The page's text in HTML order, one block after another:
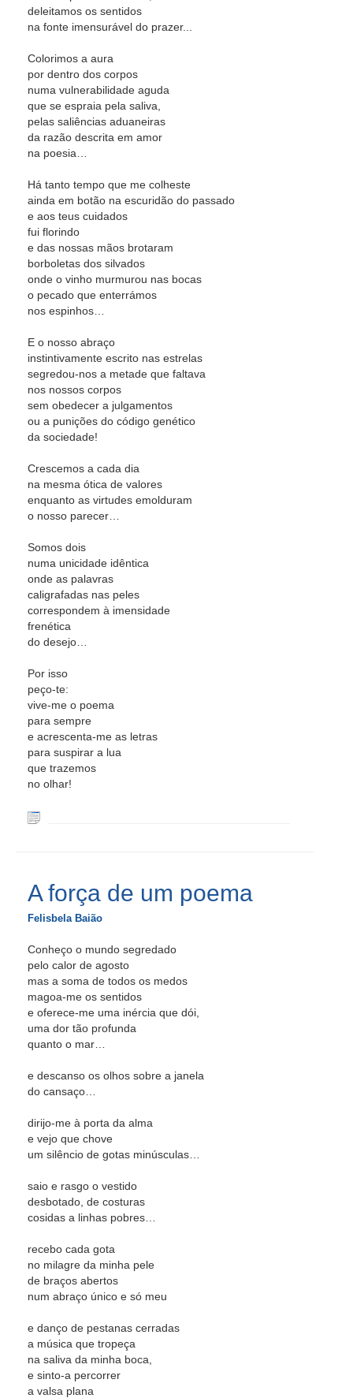
deleitamos os sentidos
na fonte imensurável do prazer...
Colorimos a aura
por dentro dos corpos
numa vulnerabilidade aguda
que se espraia pela saliva,
pelas saliências aduaneiras
da razão descrita em amor
na poesia…
Há tanto tempo que me colheste
ainda em botão na escuridão do passado
e aos teus cuidados
fui florindo
e das nossas mãos brotaram
borboletas dos silvados
onde o vinho murmurou nas bocas
o pecado que enterrámos
nos espinhos…
E o nosso abraço
instintivamente escrito nas estrelas
segredou-nos a metade que faltava
nos nossos corpos
sem obedecer a julgamentos
ou a punições do código genético
da sociedade!
Crescemos a cada dia
na mesma ótica de valores
enquanto as virtudes emolduram
o nosso parecer…
Somos dois
numa unicidade idêntica
onde as palavras
caligrafadas nas peles
correspondem à imensidade
frenética
do desejo…
Por isso
peço-te:
vive-me o poema
para sempre
e acrescenta-me as letras
para suspirar a lua
que trazemos
no olhar!
A força de um poema
Felisbela Baião
Conheço o mundo segredado
pelo calor de agosto
mas a soma de todos os medos
magoa-me os sentidos
e oferece-me uma inércia que dói,
uma dor tão profunda
quanto o mar…
e descanso os olhos sobre a janela
do cansaço…
dirijo-me à porta da alma
e vejo que chove
um silêncio de gotas minúsculas…
saio e rasgo o vestido
desbotado, de costuras
cosidas a linhas pobres…
recebo cada gota
no milagre da minha pele
de braços abertos
num abraço único e só meu
e danço de pestanas cerradas
a música que tropeça
na saliva da minha boca,
e sinto-a percorrer
a valsa plana